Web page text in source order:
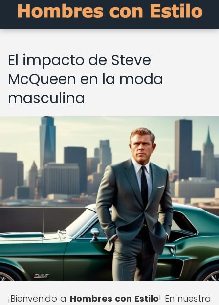
El impacto de Steve
McQueen en la moda
masculina
¡Bienvenido a Hombres con Estilo! En nuestra